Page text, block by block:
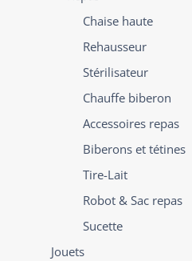
Chaise haute
Rehausseur
Stérilisateur
Chauffe biberon
Accessoires repas
Biberons et tétines
Tire-Lait
Robot & Sac repas
Sucette
Jouets